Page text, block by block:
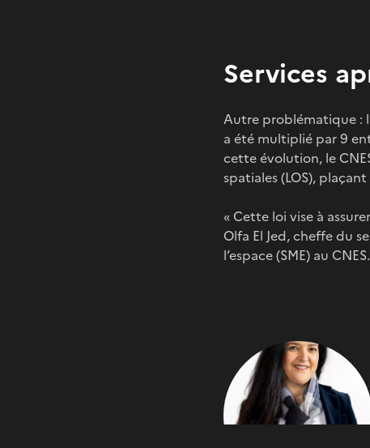
Services
Autre problématique :
a été multiplié par 9
cette évolution, le
spatiales (LOS),
« Cette loi vise à
Olfa El Jed, cheffe du
l’espace (SME) au